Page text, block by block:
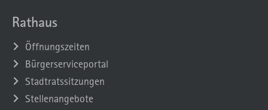
Rathaus
Öffnungszeiten
Bürgerserviceportal
Stadtratssitzungen
Stellenangebote